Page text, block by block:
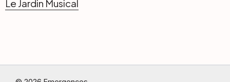
Le Jardin Musical